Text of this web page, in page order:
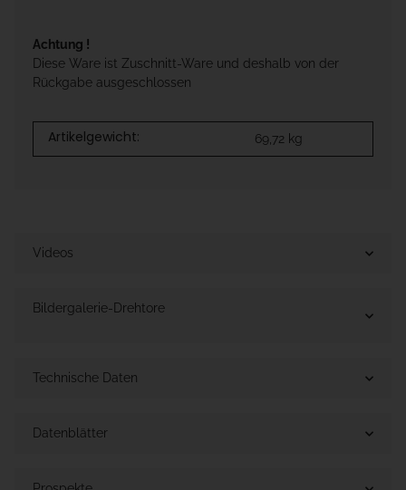
Achtung !
Diese Ware ist Zuschnitt-Ware und deshalb von der
Rückgabe ausgeschlossen
Artikelgewicht: 69,72 kg
Videos
Bildergalerie-Drehtore
Technische Daten
Datenblätter